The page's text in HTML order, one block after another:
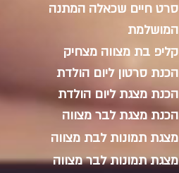
סרט חיים שכאלה המתנה
המושלמת
קליפ בת מצווה מצחיק
הכנת סרטון ליום הולדת
הכנת מצגת ליום הולדת
הכנת מצגת לבר מצווה
מצגת תמונות לבת מצווה
מצגת תמונות לבר מצווה